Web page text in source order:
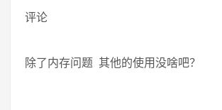
评论
除了内存问题 其他的使用没啥吧？